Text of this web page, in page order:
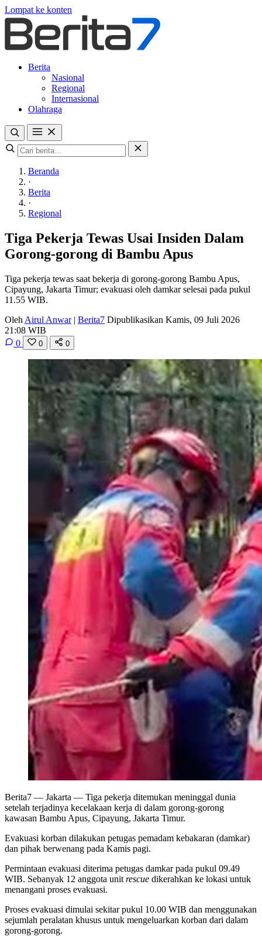
Lompat ke konten
Berita
Nasional
Regional
Internasional
Olahraga
Beranda
·
Berita
·
Regional
Tiga Pekerja Tewas Usai Insiden Dalam
Gorong-gorong di Bambu Apus
Tiga pekerja tewas saat bekerja di gorong-gorong Bambu Apus,
Cipayung, Jakarta Timur; evakuasi oleh damkar selesai pada pukul
11.55 WIB.
Oleh Airul Anwar | Berita7 Dipublikasikan Kamis, 09 Juli 2026
21:08 WIB
0
0 0
Berita7 — Jakarta — Tiga pekerja ditemukan meninggal dunia
setelah terjadinya kecelakaan kerja di dalam gorong-gorong
kawasan Bambu Apus, Cipayung, Jakarta Timur.
Evakuasi korban dilakukan petugas pemadam kebakaran (damkar)
dan pihak berwenang pada Kamis pagi.
Permintaan evakuasi diterima petugas damkar pada pukul 09.49
WIB. Sebanyak 12 anggota unit rescue dikerahkan ke lokasi untuk
menangani proses evakuasi.
Proses evakuasi dimulai sekitar pukul 10.00 WIB dan menggunakan
sejumlah peralatan khusus untuk mengeluarkan korban dari dalam
gorong-gorong.